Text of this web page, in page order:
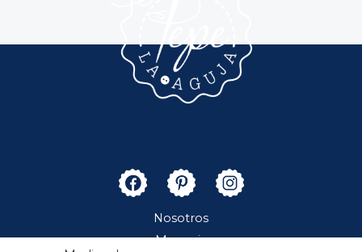
Nosotros
Merceria